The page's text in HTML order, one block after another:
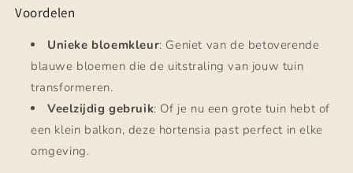
Voordelen
Unieke bloemkleur: Geniet van de betoverende
blauwe bloemen die de uitstraling van jouw tuin
transformeren.
Veelzijdig gebruik: Of je nu een grote tuin hebt of
een klein balkon, deze hortensia past perfect in elke
omgeving.